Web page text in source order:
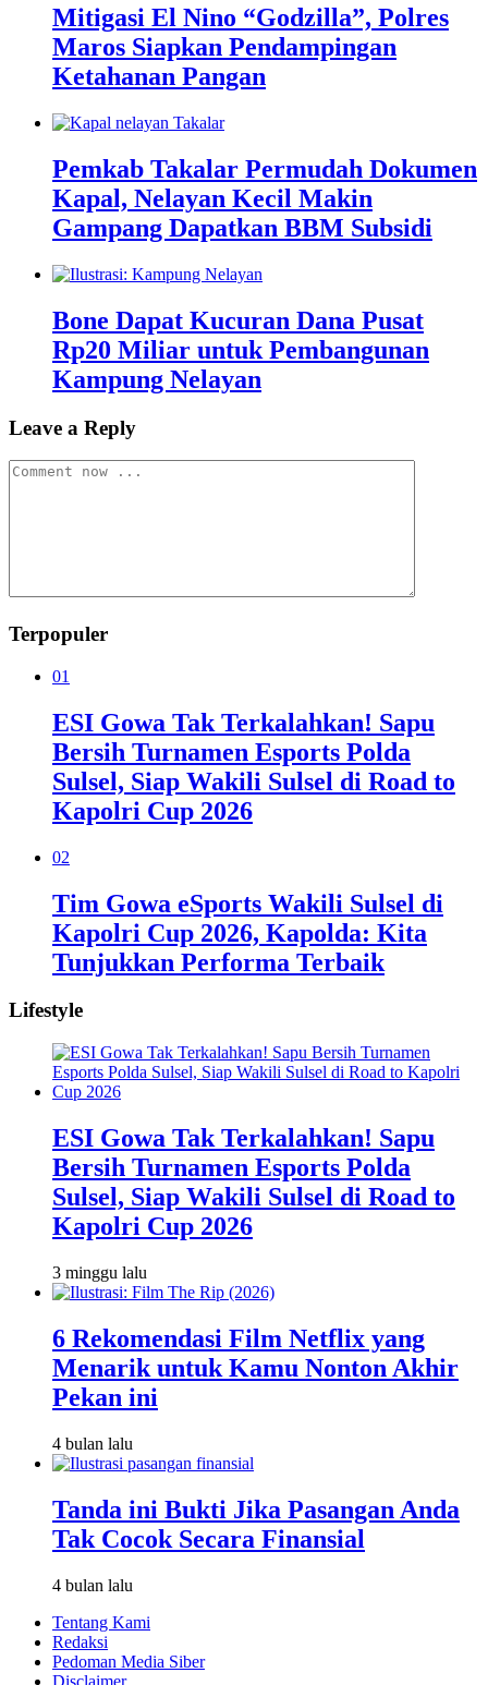
Mitigasi El Nino “Godzilla”, Polres
Maros Siapkan Pendampingan
Ketahanan Pangan
Pemkab Takalar Permudah Dokumen
Kapal, Nelayan Kecil Makin
Gampang Dapatkan BBM Subsidi
Bone Dapat Kucuran Dana Pusat
Rp20 Miliar untuk Pembangunan
Kampung Nelayan
Leave a Reply
Terpopuler
01
ESI Gowa Tak Terkalahkan! Sapu
Bersih Turnamen Esports Polda
Sulsel, Siap Wakili Sulsel di Road to
Kapolri Cup 2026
02
Tim Gowa eSports Wakili Sulsel di
Kapolri Cup 2026, Kapolda: Kita
Tunjukkan Performa Terbaik
Lifestyle
ESI Gowa Tak Terkalahkan! Sapu
Bersih Turnamen Esports Polda
Sulsel, Siap Wakili Sulsel di Road to
Kapolri Cup 2026
3 minggu lalu
6 Rekomendasi Film Netflix yang
Menarik untuk Kamu Nonton Akhir
Pekan ini
4 bulan lalu
Tanda ini Bukti Jika Pasangan Anda
Tak Cocok Secara Finansial
4 bulan lalu
Tentang Kami
Redaksi
Pedoman Media Siber
Disclaimer